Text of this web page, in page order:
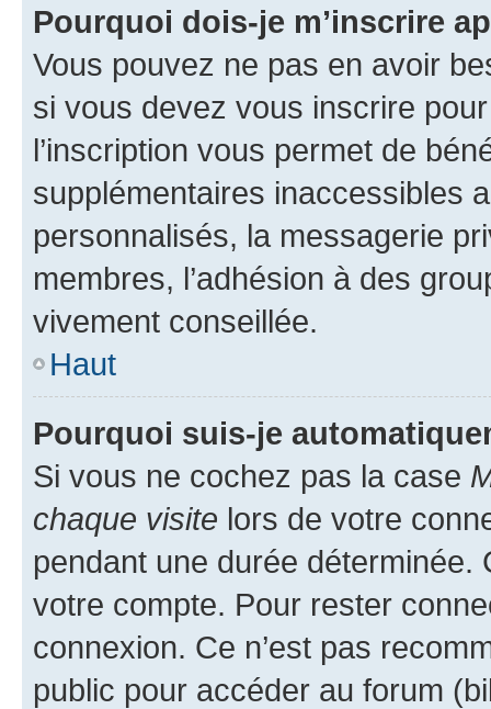
Pourquoi dois-je m’inscrire
Vous pouvez ne pas en avoir
si vous devez vous inscrire
l’inscription vous permet de
supplémentaires inaccessibles
personnalisés, la messagerie
membres, l’adhésion à des
vivement conseillée.
Haut
Pourquoi suis-je
Si vous ne cochez pas la case
chaque visite lors de votre
pendant une durée déterminée.
votre compte. Pour rester
connexion. Ce n’est pas
public pour accéder au forum